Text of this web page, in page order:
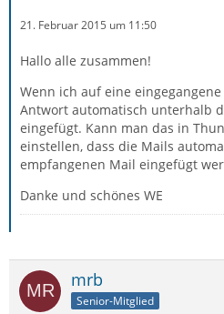
21. Februar 2015 um 11:50
Hallo alle zusammen!
Wenn ich auf eine
Antwort automatisch unterhalb
eingefügt. Kann man das in
einstellen, dass die Mails
empfangenen Mail eingefügt
Danke und schönes WE
mrb
Senior-Mitglied